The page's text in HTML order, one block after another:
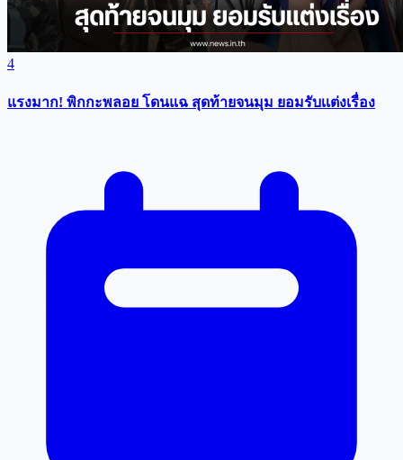
4
แรงมาก! พิกกะพลอย โดนแฉ สุดท้ายจนมุม ยอมรับเเต่งเรื่อง